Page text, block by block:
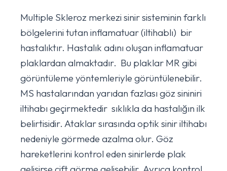
Multiple Skleroz merkezi sinir sisteminin farklı
bölgelerini tutan inflamatuar (iltihablı) bir
hastalıktır. Hastalık adını oluşan inflamatuar
plaklardan almaktadır. Bu plaklar MR gibi
görüntüleme yöntemleriyle görüntülenebilir.
MS hastalarından yarıdan fazlası göz sininiri
iltihabı geçirmektedir sıklıkla da hastalığın ilk
belirtisidir. Ataklar sırasında optik sinir iltihabı
nedeniyle görmede azalma olur. Göz
hareketlerini kontrol eden sinirlerde plak